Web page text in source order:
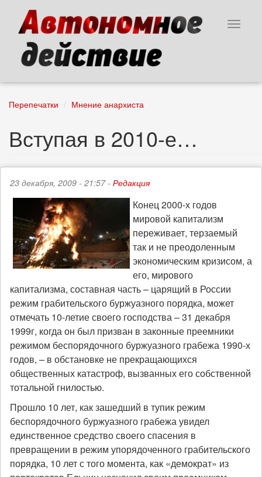
основному
содержанию
Toggle
Перепечатки Мнение анархиста
Вступая в 2010-е…
23 декабря, 2009 - 21:57 - Редакция
Конец 2000-х годов
мировой капитализм
переживает, терзаемый
так и не преодоленным
экономическим кризисом, а
его, мирового
капитализма, составная часть – царящий в России
режим грабительского буржуазного порядка, может
отмечать 10-летие своего господства – 31 декабря
1999г, когда он был призван в законные преемники
режимом беспорядочного буржуазного грабежа 1990-х
годов, – в обстановке не прекращающихся
общественных катастроф, вызванных его собственной
тотальной гнилостью.
Прошло 10 лет, как зашедший в тупик режим
беспорядочного буржуазного грабежа увидел
единственное средство своего спасения в
превращении в режим упорядоченного грабительского
порядка, 10 лет с того момента, как «демократ» из